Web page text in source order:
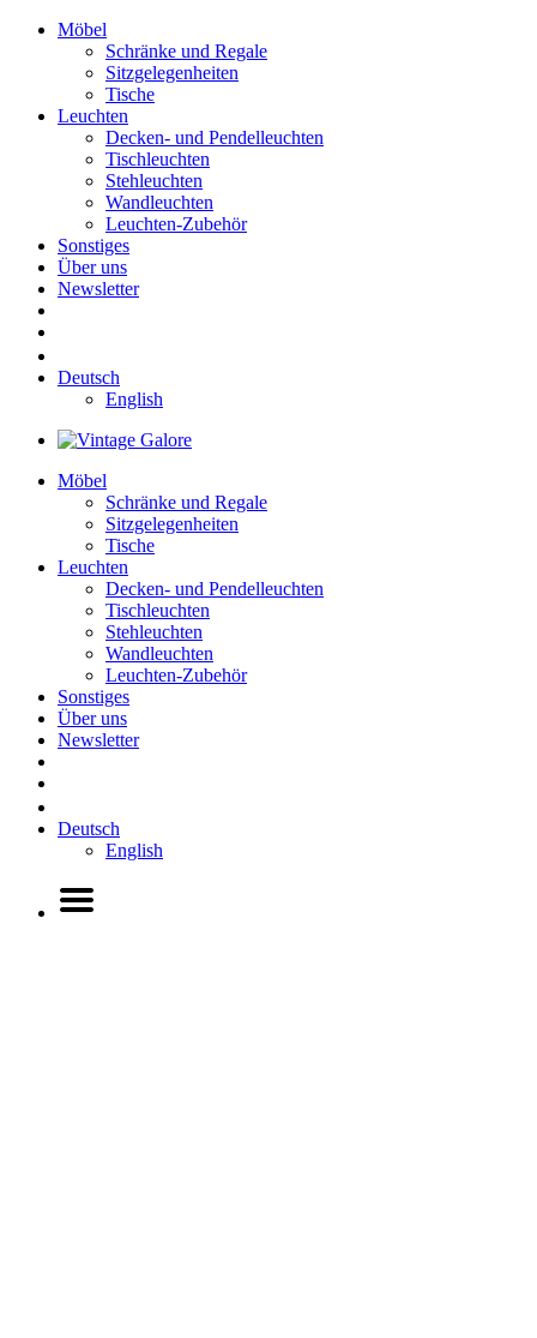
Möbel
Schränke und Regale
Sitzgelegenheiten
Tische
Leuchten
Decken- und Pendelleuchten
Tischleuchten
Stehleuchten
Wandleuchten
Leuchten-Zubehör
Sonstiges
Über uns
Newsletter
Deutsch
English
Möbel
Schränke und Regale
Sitzgelegenheiten
Tische
Leuchten
Decken- und Pendelleuchten
Tischleuchten
Stehleuchten
Wandleuchten
Leuchten-Zubehör
Sonstiges
Über uns
Newsletter
Deutsch
English